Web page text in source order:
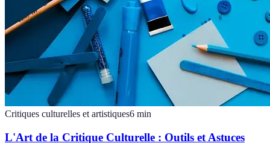
Critiques culturelles et artistiques6 min
L'Art de la Critique Culturelle : Outils et Astuces